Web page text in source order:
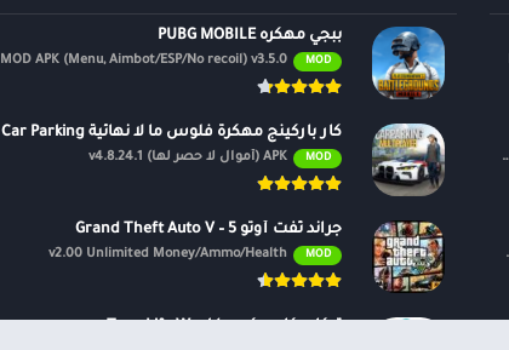
ببجي مهكره PUBG MOBILE
MOD
MOD APK (Menu, Aimbot/ESP/No recoil) v3.5.0
كار باركينج مهكرة فلوس ما لا نهائية Car Parking مهكرة
MOD APK (أموال لا حصر لها) v4.8.24.1
جراند ثفت أوتو 5 – Grand Theft Auto V
MOD
v2.00 Unlimited Money/Ammo/Health